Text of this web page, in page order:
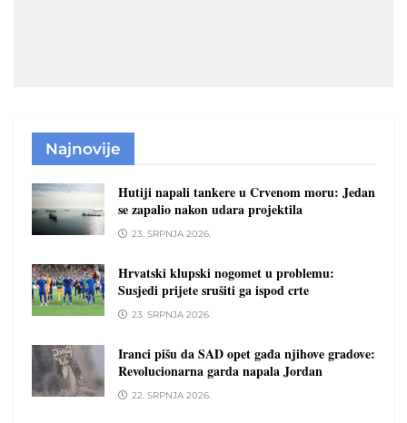
Najnovije
Hutiji napali tankere u Crvenom moru: Jedan
se zapalio nakon udara projektila
23. SRPNJA 2026.
Hrvatski klupski nogomet u problemu:
Susjedi prijete srušiti ga ispod crte
23. SRPNJA 2026.
Iranci pišu da SAD opet gađa njihove gradove:
Revolucionarna garda napala Jordan
22. SRPNJA 2026.